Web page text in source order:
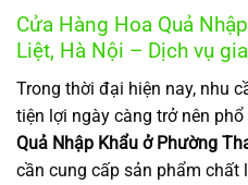
Cửa Hàng Hoa Quả
Liệt, Hà Nội – Dịch vụ
Trong thời đại hiện nay, nhu
tiện lợi ngày càng trở nên
Quả Nhập Khẩu ở Phường
cần cung cấp sản phẩm chất